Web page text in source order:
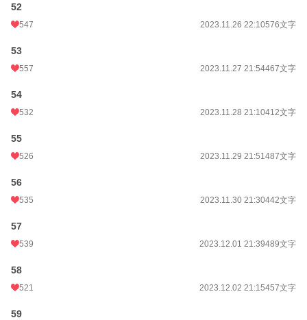
52
547 2023.11.26 22:10576文字
53
557 2023.11.27 21:54467文字
54
532 2023.11.28 21:10412文字
55
526 2023.11.29 21:51487文字
56
535 2023.11.30 21:30442文字
57
539 2023.12.01 21:39489文字
58
521 2023.12.02 21:15457文字
59